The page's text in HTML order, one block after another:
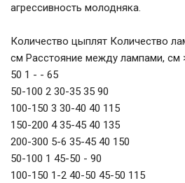
агрессивность молодняка.
Количество цыплят Количество
см Расстояние между лампами, см
50 1 - - 65
50-100 2 30-35 35 90
100-150 3 30-40 40 115
150-200 4 35-45 40 135
200-300 5-6 35-45 40 150
50-100 1 45-50 - 90
100-150 1-2 40-50 45-50 115